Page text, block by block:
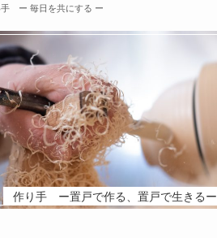
ー 毎日を共にする ー
作り手 ー置戸で作る、置戸で生きるー